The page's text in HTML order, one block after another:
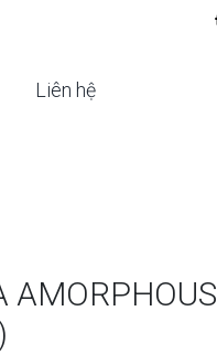
Liên hệ
AMORPHOUS